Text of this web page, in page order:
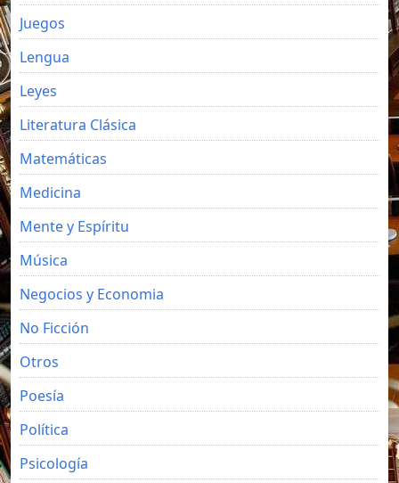
Juegos
Lengua
Leyes
Literatura Clásica
Matemáticas
Medicina
Mente y Espíritu
Música
Negocios y Economia
No Ficción
Otros
Poesía
Política
Psicología